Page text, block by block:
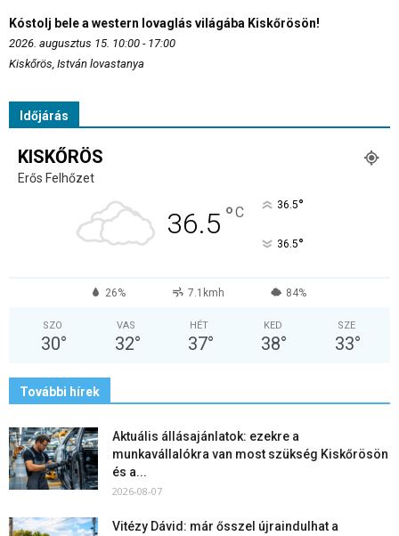
Kóstolj bele a western lovaglás világába Kiskőrösön!
2026. augusztus 15. 10:00 - 17:00
Kiskőrös, István lovastanya
Időjárás
KISKŐRÖS
Erős Felhőzet
36.5 °C 36.5°
36.5°
26% 7.1kmh 84%
SZO
30°
VAS
32°
HÉT
37°
KED
38°
SZE
33°
További hírek
Aktuális állásajánlatok: ezekre a
munkavállalókra van most szükség Kiskőrösön
és a...
2026-08-07
Vitézy Dávid: már ősszel újraindulhat a